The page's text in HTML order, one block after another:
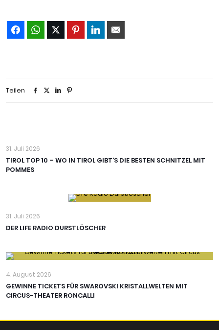
Teilen
31. Juli 2026
TIROL TOP 10 – WO IN TIROL GIBT’S DIE BESTEN SCHNITZEL MIT
POMMES
31. Juli 2026
DER LIFE RADIO DURSTLÖSCHER
4. August 2026
GEWINNE TICKETS FÜR SWAROVSKI KRISTALLWELTEN MIT
CIRCUS-THEATER RONCALLI